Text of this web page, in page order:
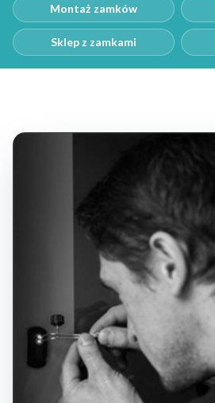
Montaż zamków
Sklep z zamkami